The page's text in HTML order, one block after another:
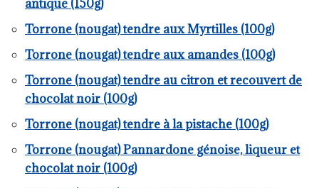
antique (150g)
Torrone (nougat) tendre aux Myrtilles (100g)
Torrone (nougat) tendre aux amandes (100g)
Torrone (nougat) tendre au citron et recouvert de
chocolat noir (100g)
Torrone (nougat) tendre à la pistache (100g)
Torrone (nougat) Pannardone génoise, liqueur et
chocolat noir (100g)